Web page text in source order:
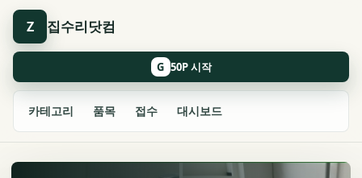
Z 집수리닷컴
카테고리 품목 접수 대시보드
G